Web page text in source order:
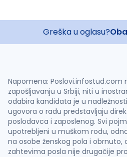
Greška u oglasu?
Napomena: Poslovi.infostud.com
zapošljavanju u Srbiji, niti u
odabira kandidata je u
ugovora o radu predstavljaju
poslodavca i zaposlenog. Svi
upotrebljeni u muškom rodu,
na osobe ženskog pola i
zahtevima posla nije drugačije